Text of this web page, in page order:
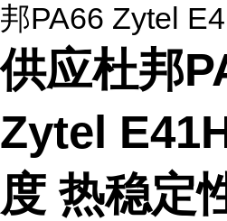
邦PA66 Zytel
供应杜邦
Zytel
度 热稳定